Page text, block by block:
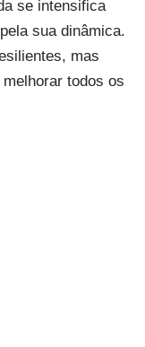
se intensifica
sua dinâmica.
mas
todos os